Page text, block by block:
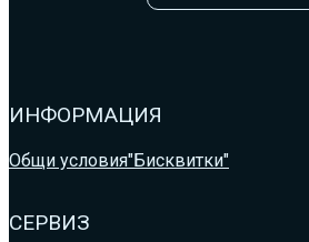
ИНФОРМАЦИЯ
Общи условия"Бисквитки"
СЕРВИЗ